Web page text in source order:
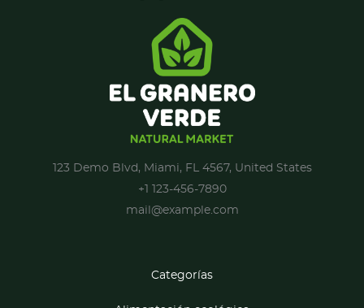
123 Demo Blvd, Miami, FL 4567, United States
+1 123-456-7890
mail@example.com
Categorías